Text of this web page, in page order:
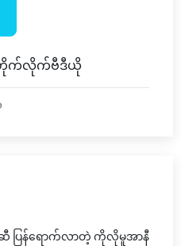
ဟိုက်လိုက်ဗီဒီယို
ပြန်ရောက်လာတဲ့ ကိုလိုမူအာနီ